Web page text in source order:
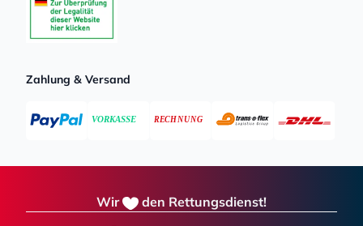
Zahlung & Versand
Wir den Rettungsdienst!